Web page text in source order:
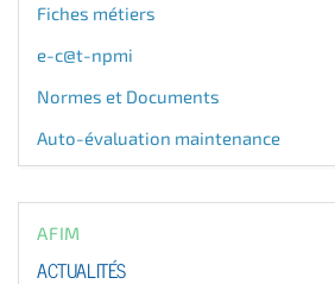
Fiches métiers
e-c@t-npmi
Normes et Documents
Auto-évaluation maintenance
AFIM
ACTUALITÉS